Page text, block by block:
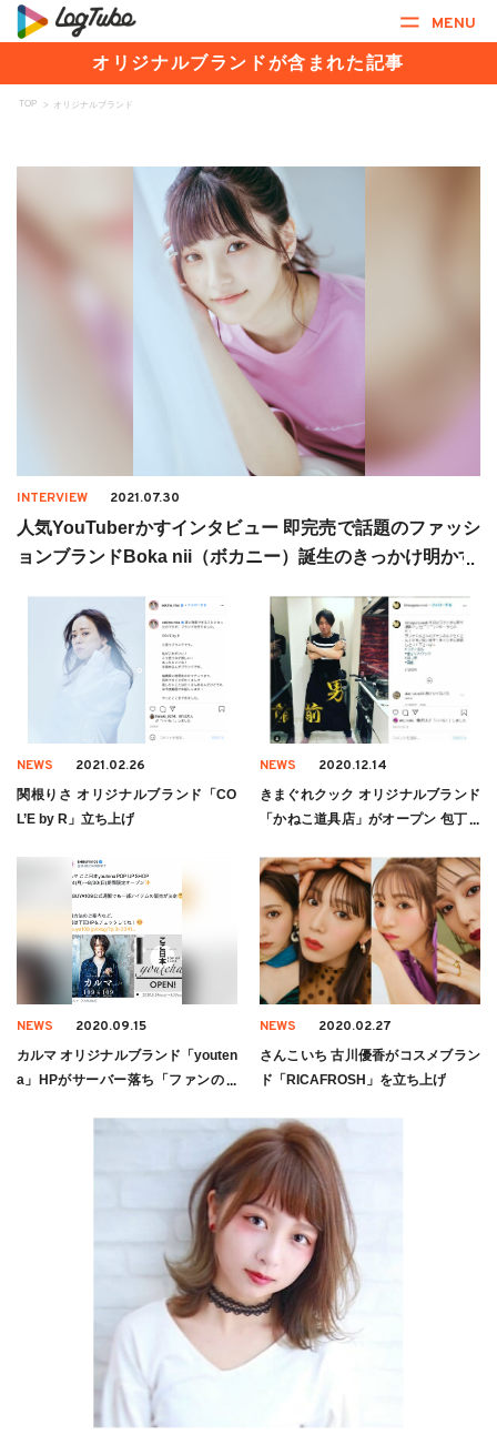
MENU
オリジナルブランドが含まれた記事
TOP > オリジナルブランド
INTERVIEW 2021.07.30
人気YouTuberかすインタビュー 即完売で話題のファッシ
ョンブランドBoka nii（ボカニー）誕生のきっかけ明かす
NEWS 2021.02.26
関根りさ オリジナルブランド「CO
L’E by R」立ち上げ
NEWS 2020.12.14
きまぐれクック オリジナルブランド
「かねこ道具店」がオープン 包丁や
NEWS 2020.09.15
カルマ オリジナルブランド「youten
a」HPがサーバー落ち「ファンの底
NEWS 2020.02.27
さんこいち 古川優香がコスメブラン
ド「RICAFROSH」を立ち上げ